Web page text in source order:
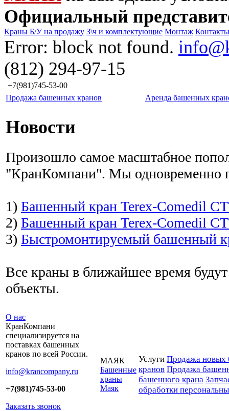
Официальный
Краны Б/У на продажу З\ч и комплектующие Монтаж Контакты
Error: block not found.
(812) 294-97-15
+7(981)745-53-00
Продажа башенных кранов
Аренда башенных
Новости
Произошло самое масштабное
"КранКомпани". Мы одновременно
1) Башенный кран Terex-Comedil
2) Башенный кран Terex-Comedil
3) Быстромонтируемый башенный
Все краны в ближайшее время
объекты.
О нас
КранКомпани
специализируется на
поставках башенных
кранов по всей России.
info@krancompany.ru
+7(981)745-53-00
Заказать звонок
МАЯК
Башенные
краны
Маяк
Услуги Продажа новых
кранов Продажа
башенного крана
обработки